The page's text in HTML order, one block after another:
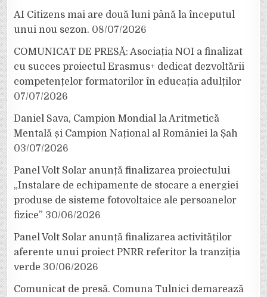
AI Citizens mai are două luni până la începutul
unui nou sezon. 08/07/2026
COMUNICAT DE PRESĂ: Asociația NOI a finalizat
cu succes proiectul Erasmus+ dedicat dezvoltării
competențelor formatorilor în educația adulților
07/07/2026
Daniel Sava, Campion Mondial la Aritmetică
Mentală și Campion Național al României la Șah
03/07/2026
Panel Volt Solar anunță finalizarea proiectului
„Instalare de echipamente de stocare a energiei
produse de sisteme fotovoltaice ale persoanelor
fizice” 30/06/2026
Panel Volt Solar anunță finalizarea activităților
aferente unui proiect PNRR referitor la tranziția
verde 30/06/2026
Comunicat de presă. Comuna Tulnici demarează